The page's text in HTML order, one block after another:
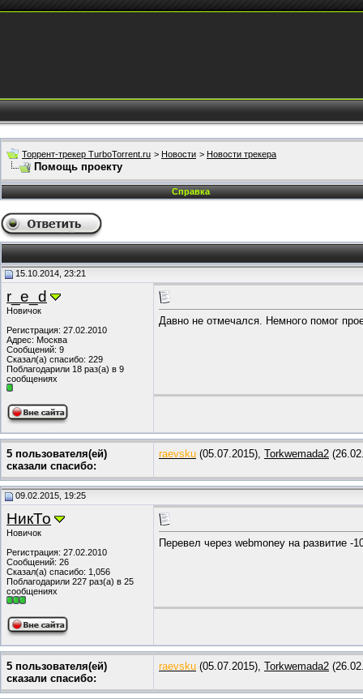
Торрент-трекер TurboTorrent.ru > Новости > Новости трекера
Помощь проекту
Справка
15.10.2014, 23:21
r_e_d
Новичок
Регистрация: 27.02.2010
Адрес: Москва
Сообщений: 9
Сказал(а) спасибо: 229
Поблагодарили 18 раз(а) в 9
сообщениях
Давно не отмечался. Немного помог
5 пользователя(ей)
сказали cпасибо:
raevsku (05.07.2015), Torkwemada2
09.02.2015, 19:25
НикТо
Новичок
Регистрация: 27.02.2010
Сообщений: 26
Сказал(а) спасибо: 1,056
Поблагодарили 227 раз(а) в 25
сообщениях
Перевел через webmoney на развитие -
5 пользователя(ей)
сказали cпасибо:
raevsku (05.07.2015), Torkwemada2